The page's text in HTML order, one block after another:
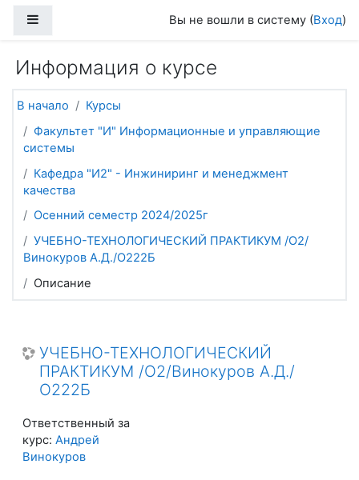
Вы не вошли в систему (Вход)
Информация о курсе
В начало
Курсы
Факультет "И" Информационные и управляющие
системы
Кафедра "И2" - Инжиниринг и менеджмент
качества
Осенний семестр 2024/2025г
УЧЕБНО-ТЕХНОЛОГИЧЕСКИЙ ПРАКТИКУМ /О2/
Винокуров А.Д./О222Б
Описание
УЧЕБНО-ТЕХНОЛОГИЧЕСКИЙ
ПРАКТИКУМ /О2/Винокуров А.Д./
О222Б
Ответственный за
курс: Андрей
Винокуров